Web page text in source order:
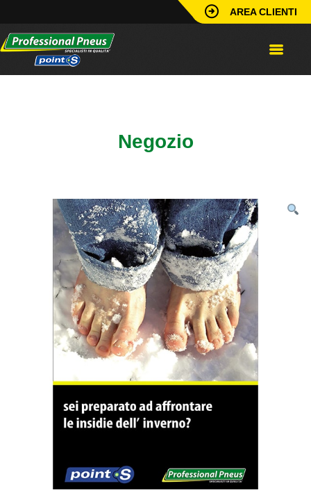
AREA CLIENTI
Negozio